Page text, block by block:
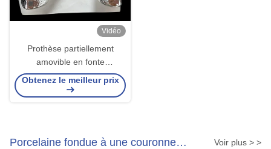
Vidéo
Prothèse partiellement
amovible en fonte
personnalisable avec résine
acrylique / conception de
Obtenez le meilleur prix
Porcelaine fondue à une couronne
Voir plus > >